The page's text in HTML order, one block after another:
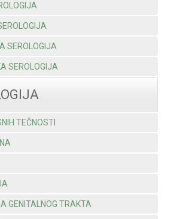
SEROLOGIJA
SEROLOGIJA
TEČNOSTI
GENITALNOG TRAKTA